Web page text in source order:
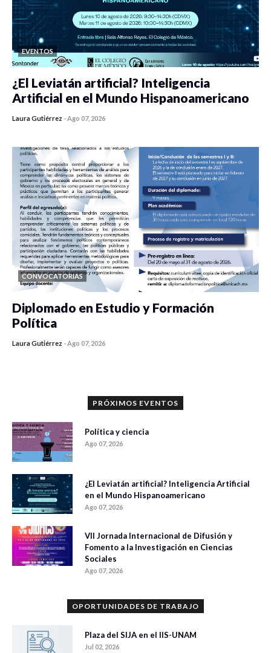
EVENTOS
¿El Leviatán artificial? Inteligencia
Artificial en el Mundo Hispanoamericano
Laura Gutiérrez -Ago 07, 2026
CONVOCATORIAS
Diplomado en Estudio y Formación
Política
Laura Gutiérrez -Ago 07, 2026
PRÓXIMOS EVENTOS
Política y ciencia
Ago 07, 2026
¿El Leviatán artificial? Inteligencia Artificial
en el Mundo Hispanoamericano
Ago 07, 2026
VII Jornada Internacional de Difusión y
Fomento a la Investigación en Ciencias
Sociales
Ago 07, 2026
OPORTUNIDADES DE TRABAJO
Plaza del SIJA en el IIS-UNAM
Jul 02, 2026